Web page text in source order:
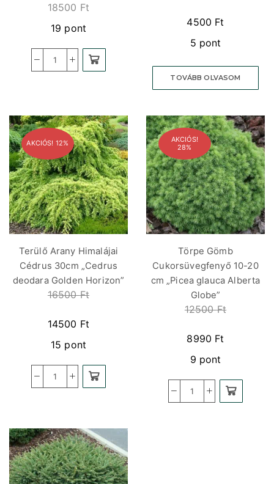
18500 Ft
19 pont
4500 Ft
5 pont
TOVÁBB OLVASOM
AKCIÓS! 12%
Terülő Arany Himalájai
Cédrus 30cm „Cedrus
deodara Golden Horizon”
16500Ft
14500 Ft
15 pont
AKCIÓS!
28%
Törpe Gömb
Cukorsüvegfenyő 10-20
cm „Picea glauca Alberta
Globe”
12500Ft
8990 Ft
9 pont